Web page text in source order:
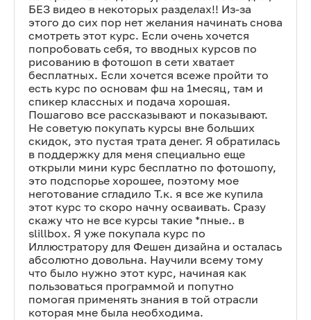
БЕЗ видео в некоторых разделах!! Из-за
этого до сих пор нет желания начинать снова
смотреть этот курс. Если очень хочется
попробовать себя, то вводных курсов по
рисованию в фотошоп в сети хватает
бесплатных. Если хочется всеже пройти то
есть курс по основам фш на 1месяц, там и
спикер классных и подача хорошая.
Пошагово все рассказывают и показывают.
Не советую покупать курсы вне больших
скидок, это пустая трата денег. Я обратилась
в поддержку для меня специально еще
открыли мини курс бесплатно по фотошопу,
это подспорье хорошее, поэтому мое
неготование сгладило Т.к. я все же купила
этот курс то скоро начну осваивать. Сразу
скажу что не все курсы такие *пные.. в
slillbox. Я уже покупала курс по
Иллюстратору для Фешен дизайна и осталась
абсолютно довольна. Научили всему тому
что было нужно этот курс, начиная как
пользоваться программой и попутно
помогая применять знания в той отрасли
которая мне была необходима.